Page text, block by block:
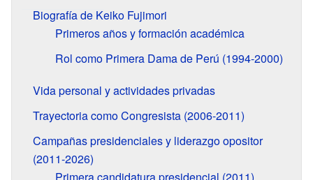
Biografía de Keiko Fujimori
Primeros años y formación académica
Rol como Primera Dama de Perú (1994-2000)
Vida personal y actividades privadas
Trayectoria como Congresista (2006-2011)
Campañas presidenciales y liderazgo opositor
(2011-2026)
Primera candidatura presidencial (2011)